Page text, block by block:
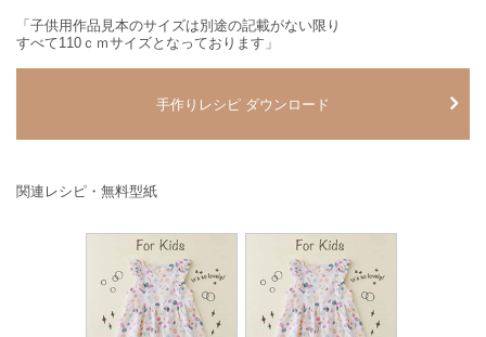
「子供用作品見本のサイズは別途の記載がない限り
すべて110ｃｍサイズとなっております」
手作りレシピ ダウンロード
関連レシピ・無料型紙